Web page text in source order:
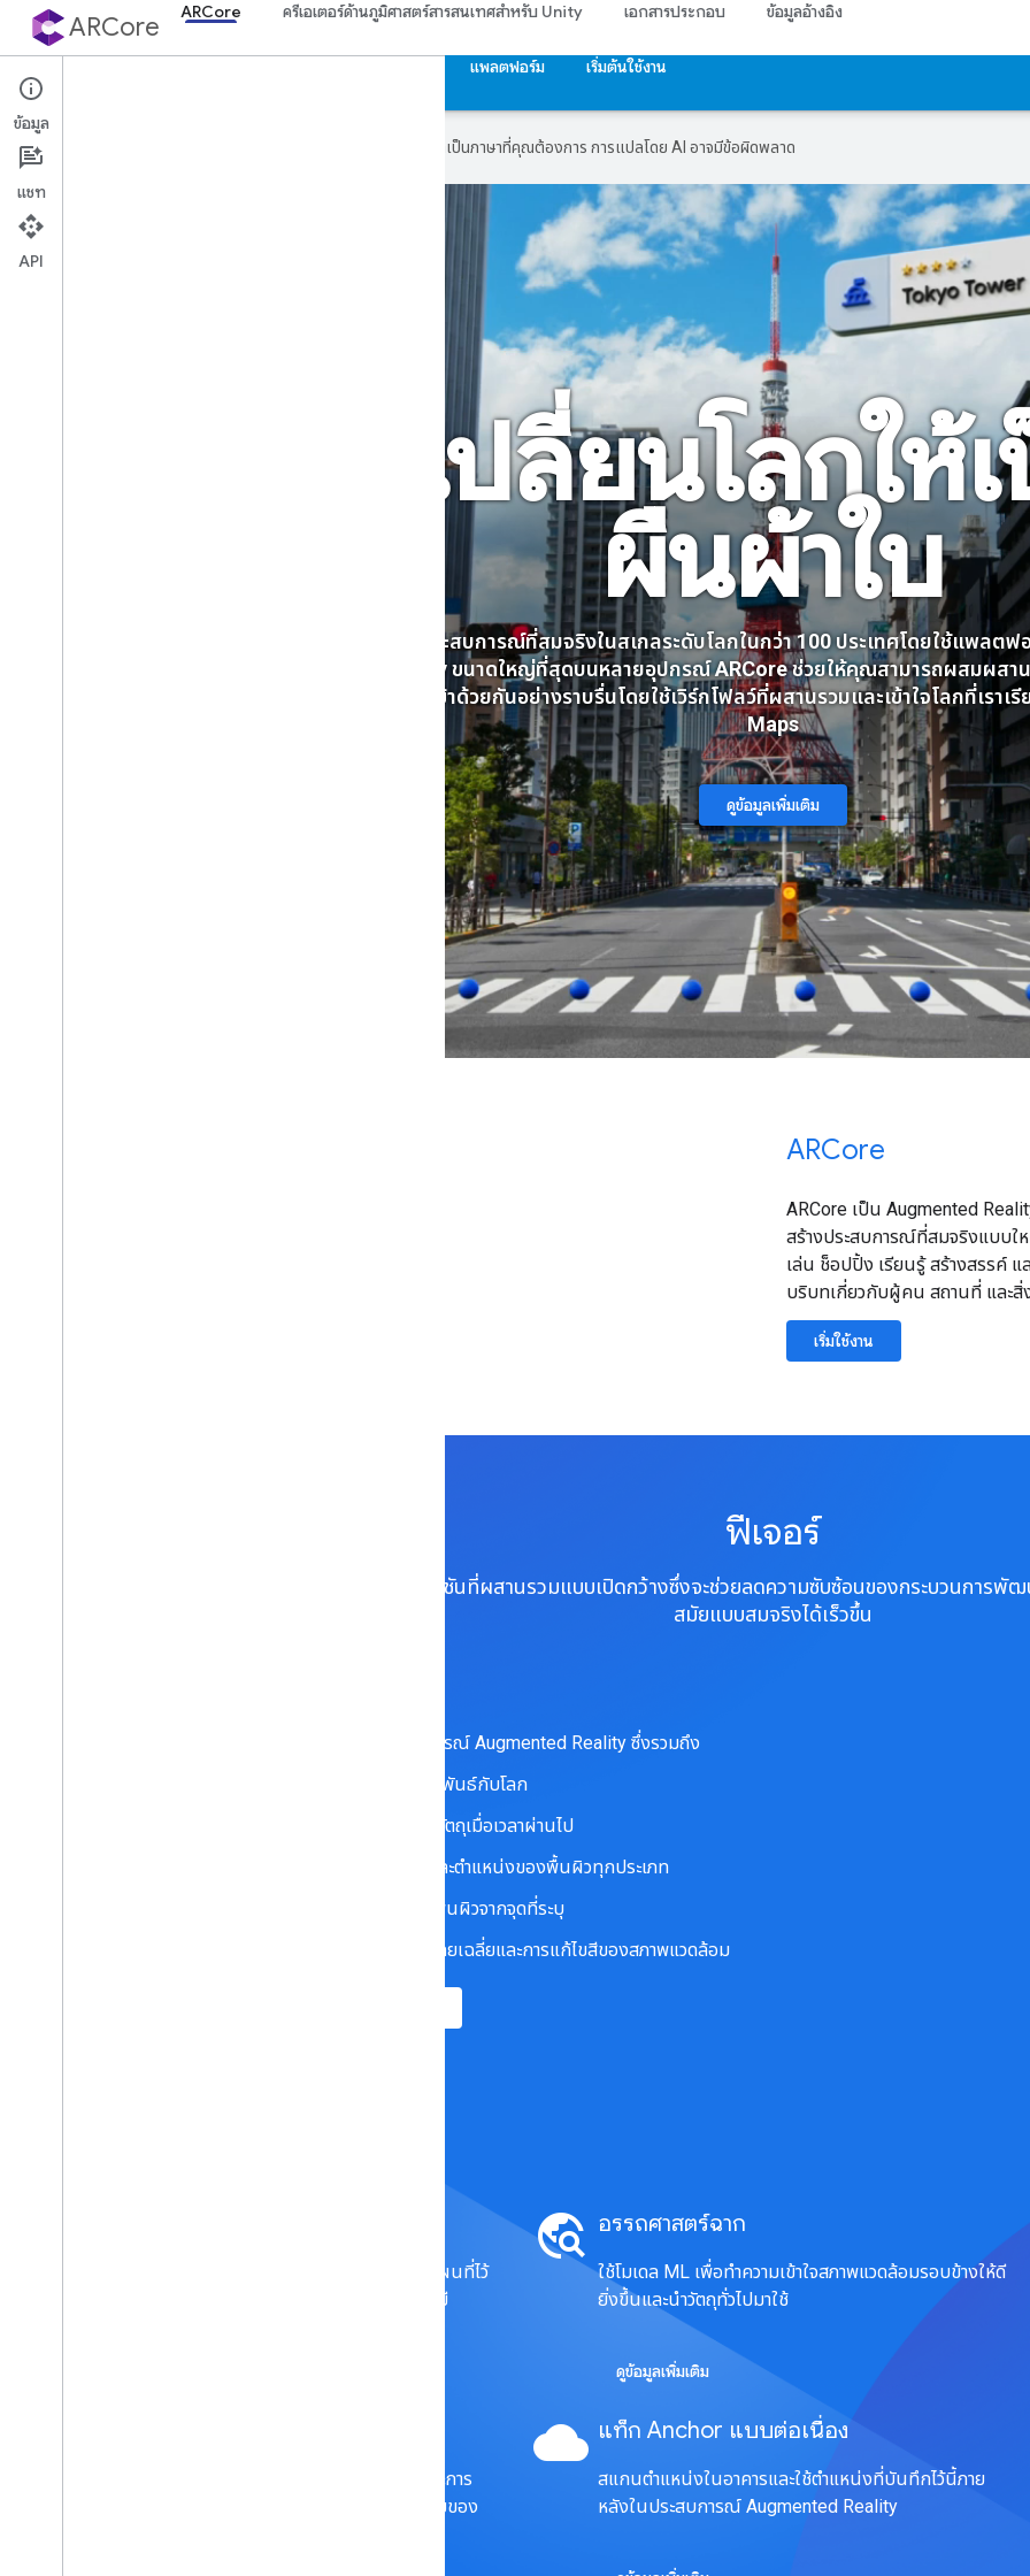
ARCore ARCore ครีเอเตอร์ด้านภูมิศาสตร์สารสนเทศสําหรับ Unity เอกสารประกอบ ข้อมูลอ้างอิง
แพลตฟอร์ม เริ่มต้นใช้งาน
Google ใช้เทคโนโลยี AI เพื่อแปลเนื้อหาเป็นภาษาที่คุณต้องการ การแปลโดย AI อาจมีข้อผิดพลาด
เปลี่ยนโลกให้
ผืนผ้าใบ
สร้างประสบการณ์ที่สมจริงในสเกลระดับโลกในกว่า 100 ประเทศโดยใช้แพลต
Reality ขนาดใหญ่ที่สุดบนหลายอุปกรณ์ ARCore ช่วยให้คุณสามารถผสมผสา
ดิจิทัลเข้าด้วยกันอย่างราบรื่นโดยใช้เวิร์กโฟลว์ที่ผสานรวมและเข้าใจโลกที่เราเ
Maps
ดูข้อมูลเพิ่มเติม
ARCore
ARCore เป็น Augmented
สร้างประสบการณ์ที่สมจริงแบบใ
เล่น ช็อปปิ้ง เรียนรู้ สร้างสรรค์
บริบทเกี่ยวกับผู้คน สถานที่ และสิ่
เริ่มใช้งาน
ฟีเจอร์
สำรวจ API และโซลูชันที่ผสานรวมแบบเปิดกว้างซึ่งจะช่วยลดความซับซ้อนของกระบวนการ
สมัยแบบสมจริงได้เร็วขึ้น
ARCore มีเครื่องมือพื้นฐานที่จะช่วยคุณสร้างประสบการณ์ Augmented Reality ซึ่งรวมถึง
การติดตามการเคลื่อนไหว ซึ่งแสดงตําแหน่งที่สัมพันธ์กับโลก
แองเคอร์ ซึ่งช่วยให้สามารถติดตามตําแหน่งของวัตถุเมื่อเวลาผ่านไป
ความเข้าใจด้านสิ่งแวดล้อม ซึ่งจะตรวจจับขนาดและตําแหน่งของพื้นผิวทุกประเภท
การทําความเข้าใจความลึกซึ่งวัดระยะทางระหว่างพื้นผิวจากจุดที่ระบุ
การประมาณแสง ซึ่งให้ข้อมูลเกี่ยวกับความเข้มโดยเฉลี่ยและการแก้ไขสีของสภาพแวดล้อม
แนบเนื้อหากับพื้นที่ที่ Google Street View ทำแผนที่ไว้
จากระยะไกล และสร้างประสบการณ์ที่สมบูรณ์และมี
travel_explore อรรถศาสตร์ฉาก
ใช้โมเดล ML เพื่อทำความเข้าใจสภาพแวดล้อมรอบข้างให้ดี
ยิ่งขึ้นและนำวัตถุทั่วไปมาใช้
ดูข้อมูลเพิ่มเติม
เพิ่มความสมจริงผ่านการบดบังวัตถุ การดื่มด่ำ และการ
โต้ตอบ เพื่อสร้างความเข้าใจเกี่ยวกับสภาพแวดล้อมของ
cloud แท็ก Anchor แบบต่อเนื่อง
สแกนตำแหน่งในอาคารและใช้ตำแหน่งที่บันทึกไว้นี้ภาย
หลังในประสบการณ์ Augmented Reality
ข้อมูล
แชท
API